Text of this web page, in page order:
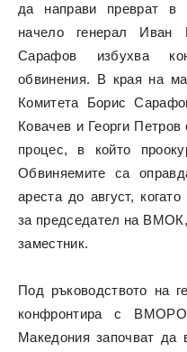
да направи преврат в
начело генерал
Сарафов избухва
обвинения. В края на
Комитета Борис
Ковачев и Георги
процес, в който
Обвиняемите са
ареста до август,
за председател на ВМОК,
заместник.
Под ръководството на
конфронтира с
Македония започват да